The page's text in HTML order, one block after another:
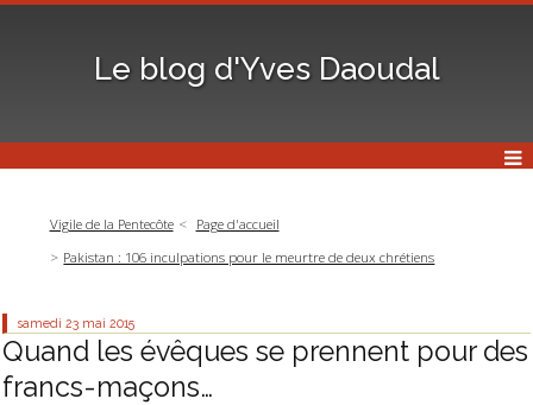
Le blog d'Yves Daoudal
Vigile de la Pentecôte
Page d'accueil
Pakistan : 106 inculpations pour le meurtre de deux chrétiens
samedi 23 mai 2015
Quand les évêques se prennent pour des
francs-maçons…